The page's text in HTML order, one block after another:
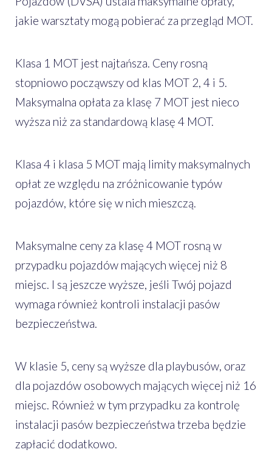
jakie warsztaty mogą pobierać za przegląd MOT.
Klasa 1 MOT jest najtańsza. Ceny rosną
stopniowo począwszy od klas MOT 2, 4 i 5.
Maksymalna opłata za klasę 7 MOT jest nieco
wyższa niż za standardową klasę 4 MOT.
Klasa 4 i klasa 5 MOT mają limity maksymalnych
opłat ze względu na zróżnicowanie typów
pojazdów, które się w nich mieszczą.
Maksymalne ceny za klasę 4 MOT rosną w
przypadku pojazdów mających więcej niż 8
miejsc. I są jeszcze wyższe, jeśli Twój pojazd
wymaga również kontroli instalacji pasów
bezpieczeństwa.
W klasie 5, ceny są wyższe dla playbusów, oraz
dla pojazdów osobowych mających więcej niż 16
miejsc. Również w tym przypadku za kontrolę
instalacji pasów bezpieczeństwa trzeba będzie
zapłacić dodatkowo.